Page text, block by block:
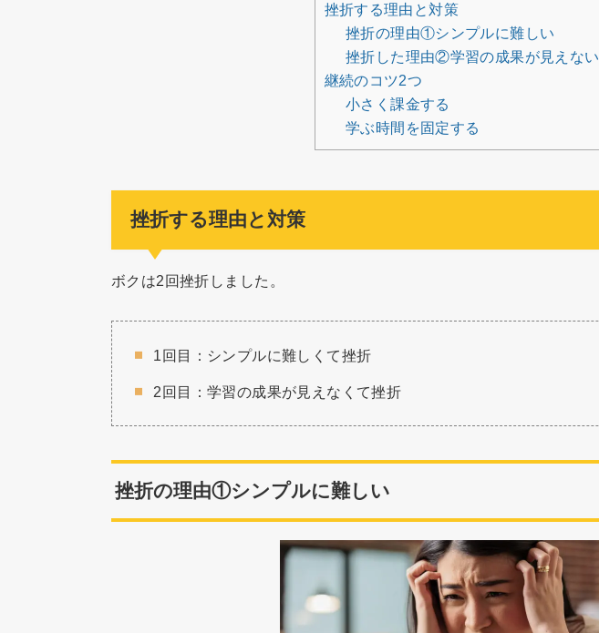
挫折する理由と対策
挫折の理由①シンプルに難しい
挫折した理由②学習の成果が見えない
継続のコツ2つ
小さく課金する
学ぶ時間を固定する
挫折する理由と対策
ボクは2回挫折しました。
1回目：シンプルに難しくて挫折
2回目：学習の成果が見えなくて挫折
挫折の理由①シンプルに難しい